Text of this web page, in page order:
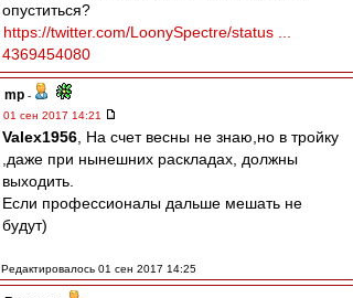
опуститься?
https://twitter.com/LoonySpectre/status ...
4369454080
mp -
01 сен 2017 14:21
Valex1956 , На счет весны не знаю,но в тройку
,даже при нынешних раскладах, должны
выходить.
Если профессионалы дальше мешать не
будут)
Редактировалось 01 сен 2017 14:25